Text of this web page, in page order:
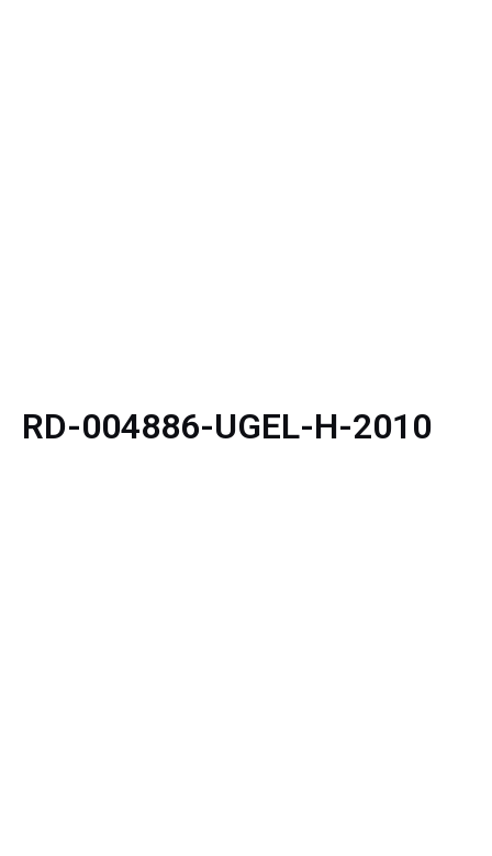
RD-004886-UGEL-H-2010